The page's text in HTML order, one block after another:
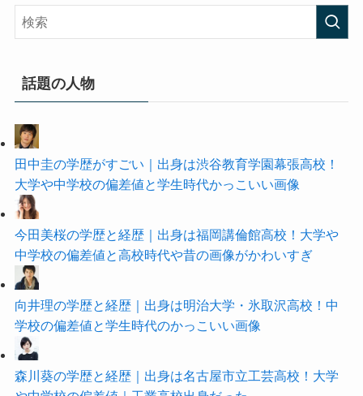
話題の人物
田中圭の学歴がすごい｜出身は渋谷教育学園幕張高校！
大学や中学校の偏差値と学生時代かっこいい画像
今田美桜の学歴と経歴｜出身は福岡講倫館高校！大学や
中学校の偏差値と高校時代や昔の画像がかわいすぎ
向井理の学歴と経歴｜出身は明治大学・氷取沢高校！中
学校の偏差値と学生時代のかっこいい画像
森川葵の学歴と経歴｜出身は名古屋市立工芸高校！大学